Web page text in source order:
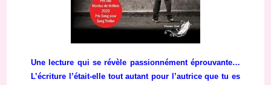
Une lecture qui se révèle passionnément éprouvante…
L’écriture l’était-elle tout autant pour l’autrice que tu es